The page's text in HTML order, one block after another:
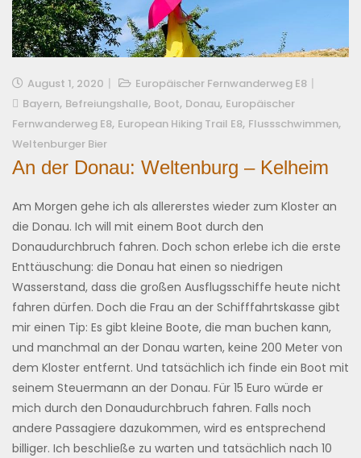
August 1, 2020
Europäischer Fernwanderweg E8
Bayern, Befreiungshalle, Boot, Donau, Europäischer
Fernwanderweg E8, European Hiking Trail E8, Flussschwimmen,
Weltenburger Bier
An der Donau: Weltenburg – Kelheim
Am Morgen gehe ich als allererstes wieder zum Kloster an
die Donau. Ich will mit einem Boot durch den
Donaudurchbruch fahren. Doch schon erlebe ich die erste
Enttäuschung: die Donau hat einen so niedrigen
Wasserstand, dass die großen Ausflugsschiffe heute nicht
fahren dürfen. Doch die Frau an der Schifffahrtskasse gibt
mir einen Tip: Es gibt kleine Boote, die man buchen kann,
und manchmal an der Donau warten, keine 200 Meter von
dem Kloster entfernt. Und tatsächlich ich finde ein Boot mit
seinem Steuermann an der Donau. Für 15 Euro würde er
mich durch den Donaudurchbruch fahren. Falls noch
andere Passagiere dazukommen, wird es entsprechend
billiger. Ich beschließe zu warten und tatsächlich nach 10